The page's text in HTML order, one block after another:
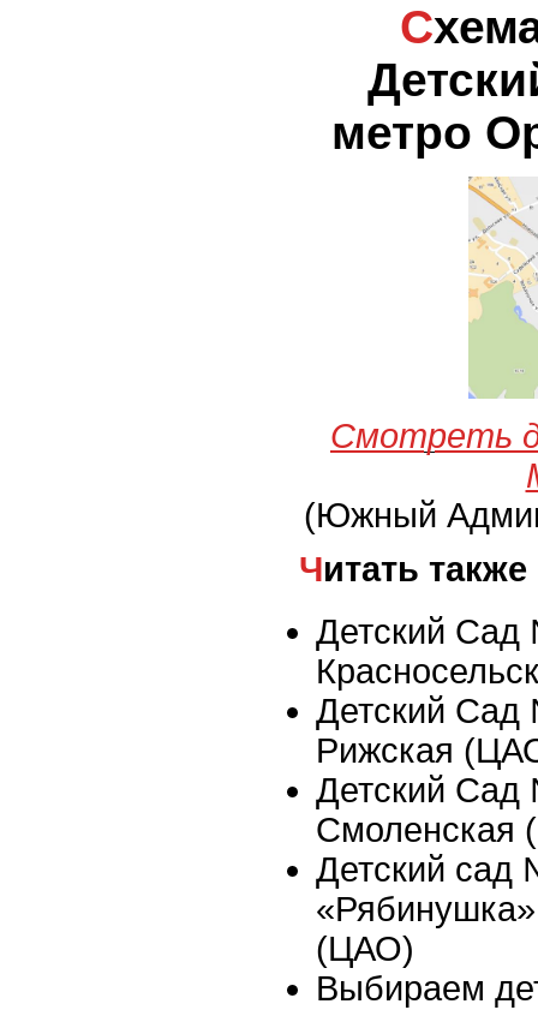
Схема проезда -
метро
Смотреть
(Южный
Читать также
Детский
Детский
Рижская
Детский
Смоленская
Детский сад
(ЦАО)
Выбираем